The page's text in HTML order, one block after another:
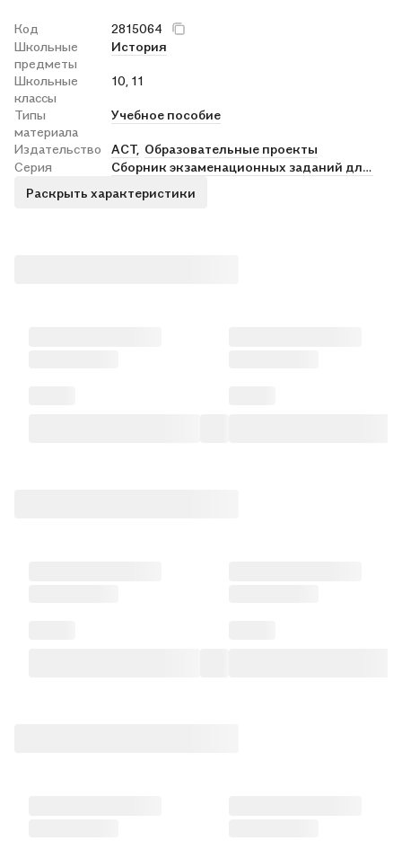
Код
2815064
Школьные
предметы
История
Школьные
классы
10, 11
Типы
материала
Учебное пособие
Издательство АСТ, Образовательные проекты
Серия
Сборник экзаменационных заданий для подготовки к ЕГЭ м
Раскрыть характеристики